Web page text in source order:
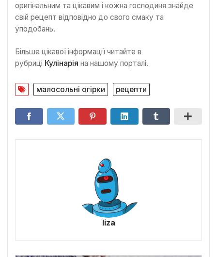
оригінальним та цікавим і кожна господиня знайде
свій рецепт відповідно до свого смаку та
уподобань.
Більше цікавої інформації читайте в
рубриці Кулінарія на нашому порталі.
малосольні огірки рецепти
liza